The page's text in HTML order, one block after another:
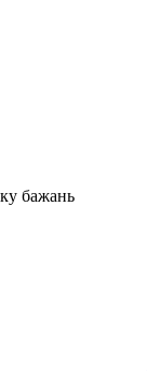
бажань